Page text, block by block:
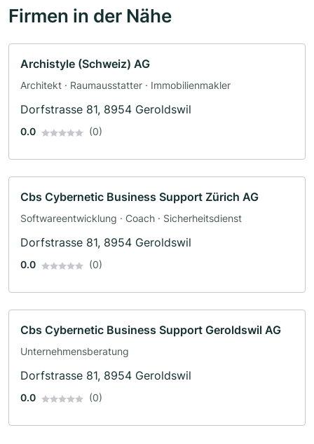
Firmen in der Nähe
Archistyle (Schweiz) AG
Architekt · Raumausstatter · Immobilienmakler
Dorfstrasse 81, 8954 Geroldswil
0.0 (0)
Cbs Cybernetic Business Support Zürich AG
Softwareentwicklung · Coach · Sicherheitsdienst
Dorfstrasse 81, 8954 Geroldswil
0.0 (0)
Cbs Cybernetic Business Support Geroldswil AG
Unternehmensberatung
Dorfstrasse 81, 8954 Geroldswil
0.0 (0)